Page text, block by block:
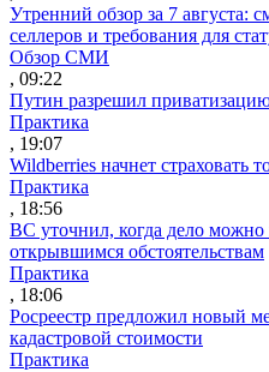
Утренний обзор за 7 августа:
селлеров и требования для
Обзор СМИ
, 09:22
Путин разрешил
Практика
, 19:07
Wildberries начнет страховать
Практика
, 18:56
ВС уточнил, когда дело можно
открывшимся обстоятельствам
Практика
, 18:06
Росреестр предложил новый
кадастровой стоимости
Практика